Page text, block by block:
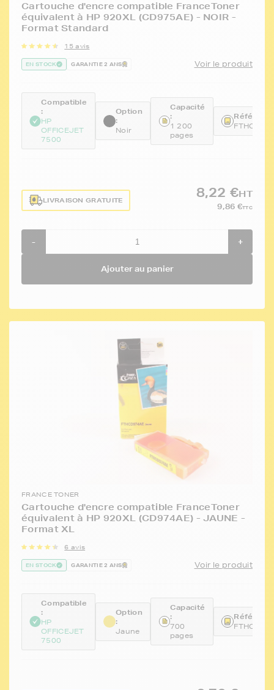
Cartouche d'encre compatible FranceToner
équivalent à HP 920XL (CD975AE) - NOIR -
Format Standard
15 avis
EN STOCK GARANTIE 2 ANS Voir le produit
Compatible
:
HP
OFFICEJET
7500
Option
:
Noir
Capacité
:
1 200
pages
LIVRAISON GRATUITE
8,22 €HT
9,86 €TTC
- +
Ajouter au panier
FRANCE TONER
Cartouche d'encre compatible FranceToner
équivalent à HP 920XL (CD974AE) - JAUNE -
Format XL
6 avis
EN STOCK GARANTIE 2 ANS Voir le produit
Compatible
:
HP
OFFICEJET
7500
Option
:
Jaune
Capacité
:
700
pages